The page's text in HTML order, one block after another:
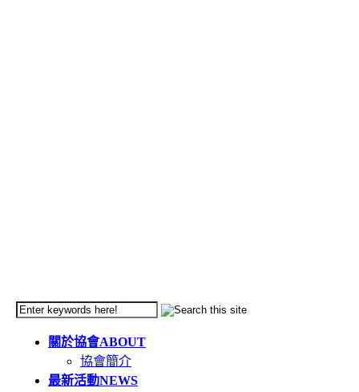
關於協會ABOUT
協會簡介
最新活動NEWS